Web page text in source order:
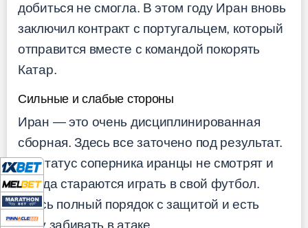
добиться не смогла. В этом году Иран вновь
заключил контракт с португальцем, который
отправится вместе с командой покорять
Катар.
Сильные и слабые стороны
Иран — это очень дисциплинированная
сборная. Здесь все заточено под результат.
На статус соперника иранцы не смотрят и
всегда стараются играть в свой футбол.
Здесь полный порядок с защитой и есть
кому забивать в атаке.